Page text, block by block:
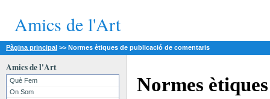
Amics de l'Art
Pàgina principal >> Normes ètiques de publicació de comentaris
Amics de l'Art
Què Fem
On Som
Normes